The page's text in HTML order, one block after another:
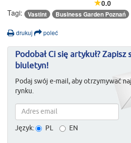
0.0
Tagi:
Vastint Business Garden Poznań
drukuj poleć
Podobał Ci się artykuł? Zapisz
biuletyn!
Podaj swój e-mail, aby otrzymywać
rynku.
Język: PL EN